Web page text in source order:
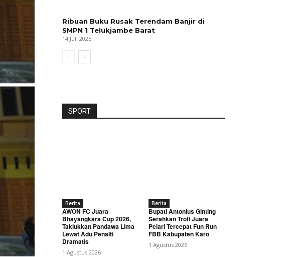
Ribuan Buku Rusak Terendam Banjir di
SMPN 1 Telukjambe Barat
14 Juli 2025
SPORT
Berita
AWON FC Juara
Bhayangkara Cup 2026,
Taklukkan Pandawa Lima
Lewat Adu Penalti
Dramatis
1 Agustus 2026
Berita
Bupati Antonius Ginting
Serahkan Trofi Juara
Pelari Tercepat Fun Run
FBB Kabupaten Karo
1 Agustus 2026